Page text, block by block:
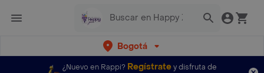
Bogotá
¿Nuevo en Rappi? Regístratey disfruta de